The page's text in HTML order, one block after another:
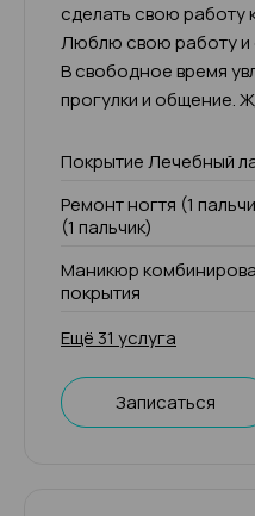
сделать свою работу
Люблю свою работу и
В свободное время
прогулки и общение.
Покрытие Лечебный
Ремонт ногтя (1
(1 пальчик)
Маникюр
покрытия
Ещё 31 услуга
Записаться